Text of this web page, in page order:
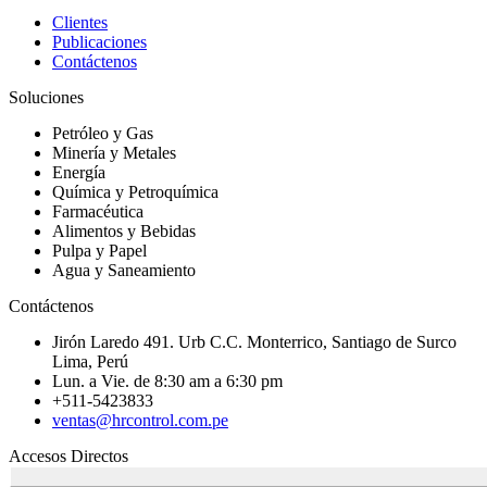
Clientes
Publicaciones
Contáctenos
Soluciones
Petróleo y Gas
Minería y Metales
Energía
Química y Petroquímica
Farmacéutica
Alimentos y Bebidas
Pulpa y Papel
Agua y Saneamiento
Contáctenos
Jirón Laredo 491. Urb C.C. Monterrico, Santiago de Surco
Lima, Perú
Lun. a Vie. de 8:30 am a 6:30 pm
+511-5423833
ventas@hrcontrol.com.pe
Accesos Directos